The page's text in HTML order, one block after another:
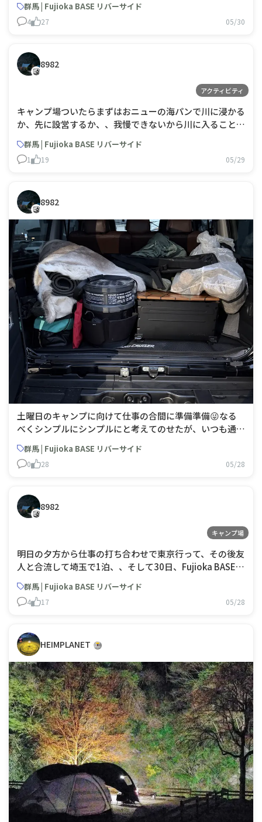
群馬 | Fujioka BASE リバーサイド
4 27 05/30
8982
アクティビティ
キャンプ場ついたらまずはおニューの海パンで川に浸かる
か、先に設営するか、、我慢できないから川に入ることに
テントゆぶち込んで、焚き火する🔥😛
群馬 | Fujioka BASE リバーサイド
1 19 05/29
8982
土曜日のキャンプに向けて仕事の合間に準備準備😜なる
べくシンプルにシンプルにと考えてのせたが、いつも通り
群馬 | Fujioka BASE リバーサイド
0 28 05/28
8982
キャンプ場
明日の夕方から仕事の打ち合わせで東京行って、その後友
人と合流して埼玉で1泊、、そして30日、Fujioka BASE
パン持ってこ！酒飲んで、肉焼いて、枝豆焼いて、魚焼い
て語り合うぜ友よ😁​
群馬 | Fujioka BASE リバーサイド
4 17 05/28
HEIMPLANET